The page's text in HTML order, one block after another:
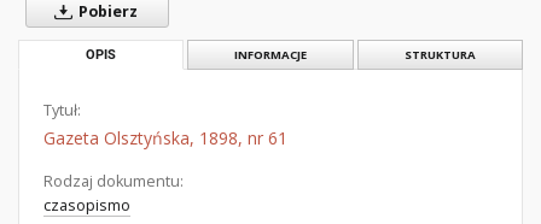
Pobierz
OPIS INFORMACJE STRUKTURA
Tytuł:
Gazeta Olsztyńska, 1898, nr 61
Rodzaj dokumentu:
czasopismo